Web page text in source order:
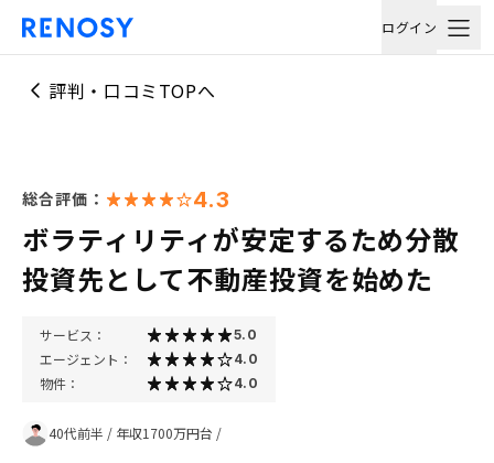
ログイン
評判・口コミTOPへ
総合評価： 4.3
ボラティリティが安定するため分散
投資先として不動産投資を始めた
サービス： 5.0
エージェント： 4.0
物件： 4.0
40代前半 / 年収1700万円台 /